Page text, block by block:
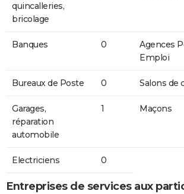
quincalleries,
bricolage
Banques 0
Agences
Emploi
Bureaux de Poste 0 Salons de
Garages,
réparation
automobile
1 Maçons
Electriciens 0
Entreprises de services aux